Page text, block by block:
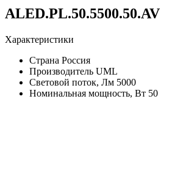
ALED.PL.50.5500.50.AV
Характеристики
Страна Россия
Производитель UML
Световой поток, Лм 5000
Номинальная мощность, Вт 50